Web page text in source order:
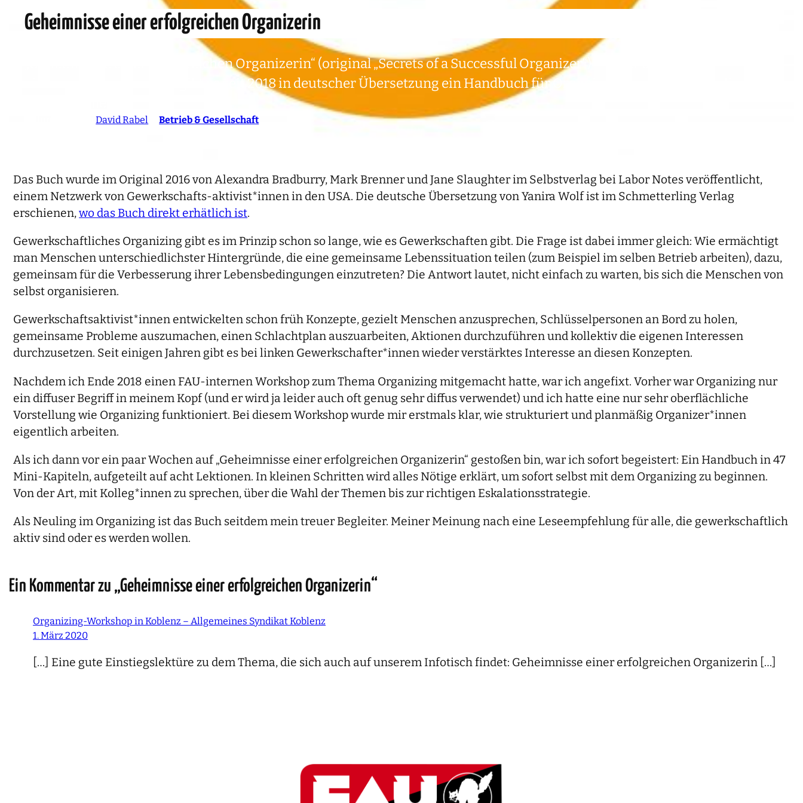
Geheimnisse einer erfolgreichen Organizerin
„Geheimnisse einer erfolgreichen Organizerin“ (original „Secrets of a Successful Organizer“) – unter diesem
vielversprechenden Titel gibt es seit 2018 in deutscher Übersetzung ein Handbuch für Organizer*innen und jene, die es
vonDavid Rabel inBetrieb & Gesellschaft
Das Buch wurde im Original 2016 von Alexandra Bradburry, Mark Brenner und Jane Slaughter im Selbstverlag bei Labor Notes veröffentlicht,
einem Netzwerk von Gewerkschafts-aktivist*innen in den USA. Die deutsche Übersetzung von Yanira Wolf ist im Schmetterling Verlag
erschienen,wo das Buch direkt erhätlich ist.
Gewerkschaftliches Organizing gibt es im Prinzip schon so lange, wie es Gewerkschaften gibt. Die Frage ist dabei immer gleich: Wie ermächtigt
man Menschen unterschiedlichster Hintergründe, die eine gemeinsame Lebenssituation teilen (zum Beispiel im selben Betrieb arbeiten), dazu,
gemeinsam für die Verbesserung ihrer Lebensbedingungen einzutreten? Die Antwort lautet, nicht einfach zu warten, bis sich die Menschen von
selbst organisieren.
Gewerkschaftsaktivist*innen entwickelten schon früh Konzepte, gezielt Menschen anzusprechen, Schlüsselpersonen an Bord zu holen,
gemeinsame Probleme auszumachen, einen Schlachtplan auszuarbeiten, Aktionen durchzuführen und kollektiv die eigenen Interessen
durchzusetzen. Seit einigen Jahren gibt es bei linken Gewerkschafter*innen wieder verstärktes Interesse an diesen Konzepten.
Nachdem ich Ende 2018 einen FAU-internen Workshop zum Thema Organizing mitgemacht hatte, war ich angefixt. Vorher war Organizing nur
ein diffuser Begriff in meinem Kopf (und er wird ja leider auch oft genug sehr diffus verwendet) und ich hatte eine nur sehr oberflächliche
Vorstellung wie Organizing funktioniert. Bei diesem Workshop wurde mir erstmals klar, wie strukturiert und planmäßig Organizer*innen
eigentlich arbeiten.
Als ich dann vor ein paar Wochen auf „Geheimnisse einer erfolgreichen Organizerin“ gestoßen bin, war ich sofort begeistert: Ein Handbuch in 47
Mini-Kapiteln, aufgeteilt auf acht Lektionen. In kleinen Schritten wird alles Nötige erklärt, um sofort selbst mit dem Organizing zu beginnen.
Von der Art, mit Kolleg*innen zu sprechen, über die Wahl der Themen bis zur richtigen Eskalationsstrategie.
Als Neuling im Organizing ist das Buch seitdem mein treuer Begleiter. Meiner Meinung nach eine Leseempfehlung für alle, die gewerkschaftlich
aktiv sind oder es werden wollen.
Ein Kommentar zu „Geheimnisse einer erfolgreichen Organizerin“
Organizing-Workshop in Koblenz – Allgemeines Syndikat Koblenz
1. März 2020
[…] Eine gute Einstiegslektüre zu dem Thema, die sich auch auf unserem Infotisch findet: Geheimnisse einer erfolgreichen Organizerin […]